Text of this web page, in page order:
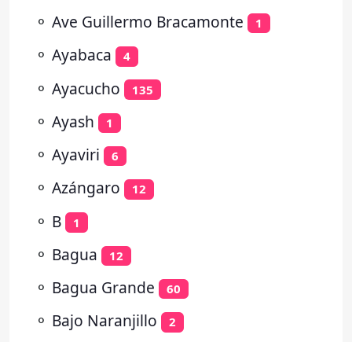
⚬ Ave Guillermo Bracamonte 1
⚬ Ayabaca 4
⚬ Ayacucho 135
⚬ Ayash 1
⚬ Ayaviri 6
⚬ Azángaro 12
⚬ B 1
⚬ Bagua 12
⚬ Bagua Grande 60
⚬ Bajo Naranjillo 2